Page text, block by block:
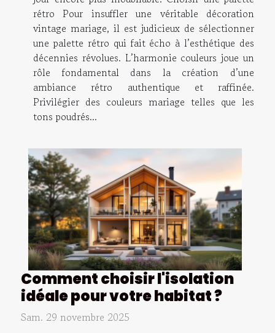
rétro Pour insuffler une véritable décoration
vintage mariage, il est judicieux de sélectionner
une palette rétro qui fait écho à l’esthétique des
décennies révolues. L’harmonie couleurs joue un
rôle fondamental dans la création d’une
ambiance rétro authentique et raffinée.
Privilégier des couleurs mariage telles que les
tons poudrés...
Comment choisir l'isolation
idéale pour votre habitat ?
Sam. 29 novembre 2025